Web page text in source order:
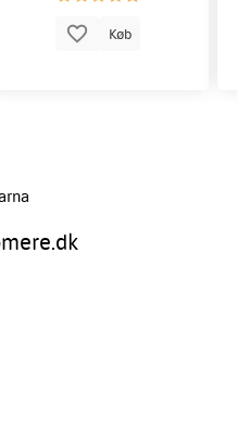
Køb